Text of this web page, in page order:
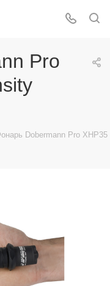
Pro
Dobermann Pro